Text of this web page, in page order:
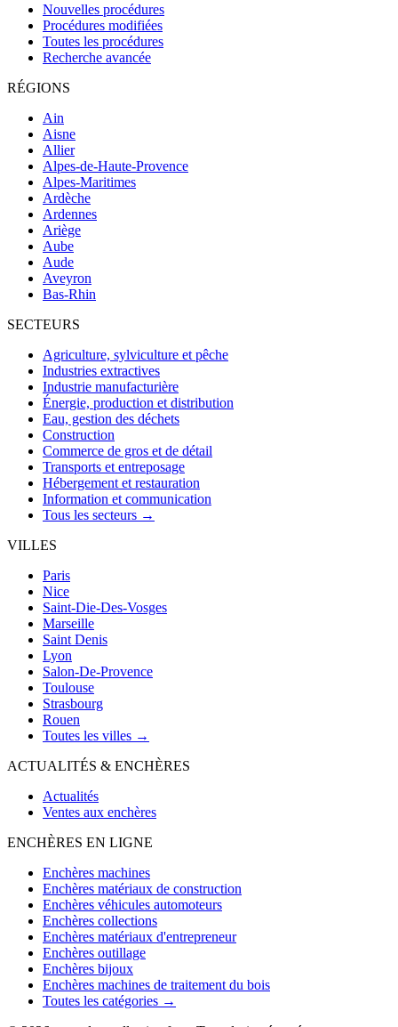
Nouvelles procédures
Procédures modifiées
Toutes les procédures
Recherche avancée
RÉGIONS
Ain
Aisne
Allier
Alpes-de-Haute-Provence
Alpes-Maritimes
Ardèche
Ardennes
Ariège
Aube
Aude
Aveyron
Bas-Rhin
SECTEURS
Agriculture, sylviculture et pêche
Industries extractives
Industrie manufacturière
Énergie, production et distribution
Eau, gestion des déchets
Construction
Commerce de gros et de détail
Transports et entreposage
Hébergement et restauration
Information et communication
Tous les secteurs →
VILLES
Paris
Nice
Saint-Die-Des-Vosges
Marseille
Saint Denis
Lyon
Salon-De-Provence
Toulouse
Strasbourg
Rouen
Toutes les villes →
ACTUALITÉS & ENCHÈRES
Actualités
Ventes aux enchères
ENCHÈRES EN LIGNE
Enchères machines
Enchères matériaux de construction
Enchères véhicules automoteurs
Enchères collections
Enchères matériaux d'entrepreneur
Enchères outillage
Enchères bijoux
Enchères machines de traitement du bois
Toutes les catégories →